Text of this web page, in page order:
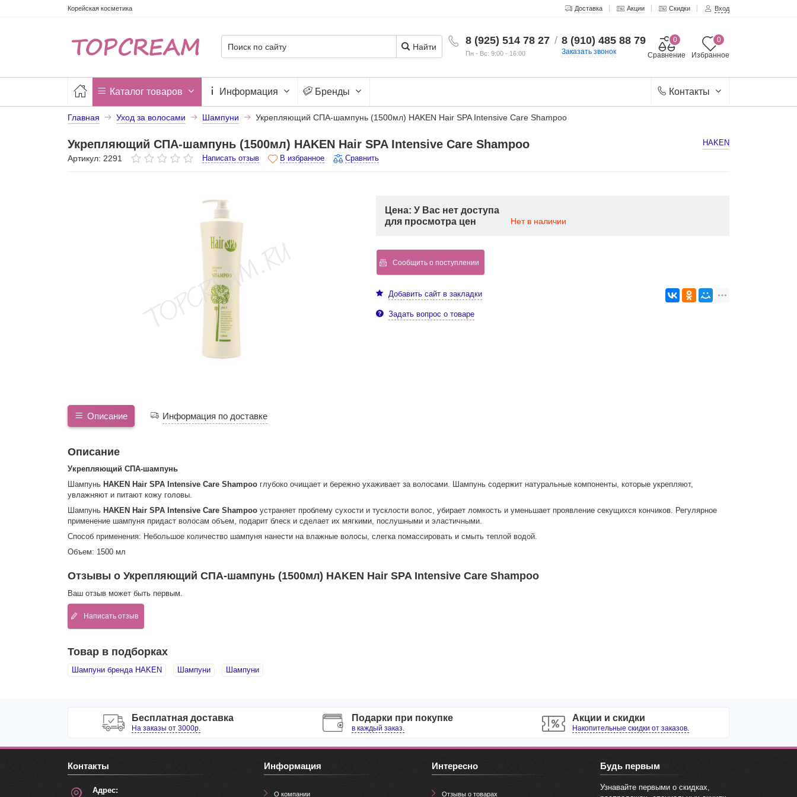
Корейская косметика Доставка Акции Скидки Вход
8 (925) 514 78 27
Пн - Вс: 9:00 - 16:00
/ 8 (910) 485 88 79
Заказать звонок Избранное
0
Сравнение
0
Найти
Каталог товаров Информация Бренды Контакты
Главная Уход за волосами Шампуни Укрепляющий СПА-шампунь (1500мл) HAKEN Hair SPA Intensive Care Shampoo
Укрепляющий СПА-шампунь (1500мл) HAKEN Hair SPA Intensive Care Shampoo
Артикул: 2291 Написать отзыв В избранное Сравнить
HAKEN
Цена: У Вас нет доступа
для просмотра цен
Нет в наличии
Сообщить о поступлении
Добавить сайт в закладки
Задать вопрос о товаре
Описание Информация по доставке
Описание
Укрепляющий СПА-шампунь
Шампунь HAKEN Hair SPA Intensive Care Shampooглубоко очищает и бережно ухаживает за волосами. Шампунь содержит натуральные компоненты, которые укрепляют,
увлажняют и питают кожу головы.
Шампунь HAKEN Hair SPA Intensive Care Shampooустраняет проблему сухости и тусклости волос, убирает ломкость и уменьшает проявление секущихся кончиков. Регулярное
применение шампуня придаст волосам объем, подарит блеск и сделает их мягкими, послушными и эластичными.
Способ применения: Небольшое количество шампуня нанести на влажные волосы, слегка помассировать и смыть теплой водой.
Объем: 1500 мл
Отзывы о Укрепляющий СПА-шампунь (1500мл) HAKEN Hair SPA Intensive Care Shampoo
Ваш отзыв может быть первым.
Написать отзыв
Товар в подборках
Шампуни бренда HAKEN Шампуни Шампуни
Бесплатная доставка
На заказы от 3000р.
Подарки при покупке
в каждый заказ.
Акции и скидки
Накопительные скидки от заказов.
Контакты
Адрес:
Информация
О компании
Интересно
Отзывы о товарах
Будь первым
Узнавайте первыми о скидках,